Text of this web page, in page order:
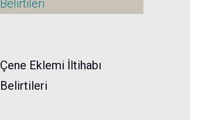
Çene Eklemi İltihabı
Belirtileri